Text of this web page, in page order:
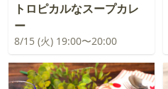
トロピカルなスープカレ
ー
8/15 (火) 19:00〜20:00